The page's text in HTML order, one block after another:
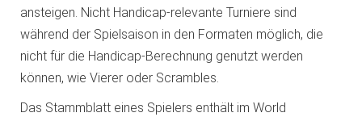
ansteigen. Nicht Handicap-relevante Turniere sind
während der Spielsaison in den Formaten möglich, die
nicht für die Handicap-Berechnung genutzt werden
können, wie Vierer oder Scrambles.
Das Stammblatt eines Spielers enthält im World